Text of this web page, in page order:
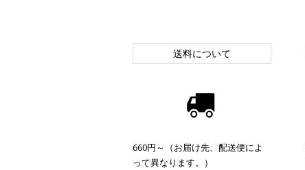
送料について
660円～（お届け先、配送便によ
って異なります。）